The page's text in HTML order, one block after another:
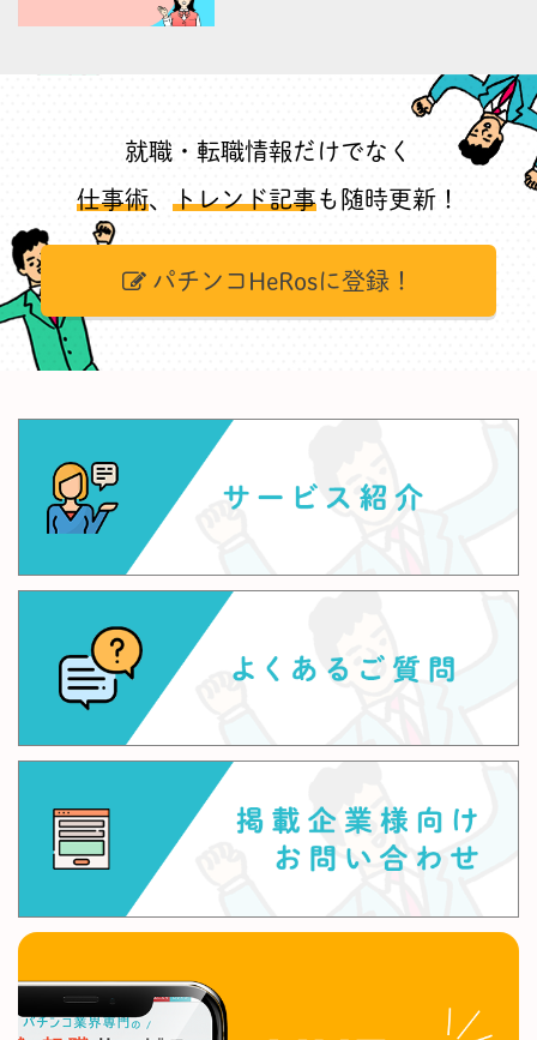
就職・転職情報だけでなく
仕事術、 トレンド記事も随時更新！
パチンコHeRosに登録！